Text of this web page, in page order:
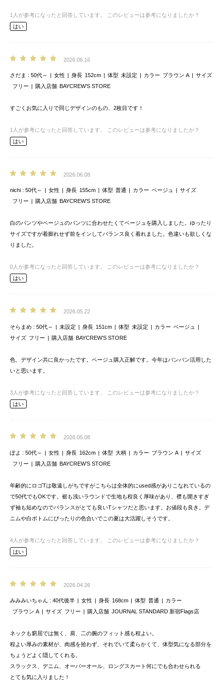
1 人が参考になったと回答しています。
このレビューは参考になりましたか？
はい
2026.06.16
さだま 50代～ 女性 身長 152cm 体型 未設定 カラー ブラウン A
サイズ
フリー
購入店舗 BAYCREW’S STORE
すごくお気に入りで同じデザインのもの、2枚目です！
1 人が参考になったと回答しています。
このレビューは参考になりましたか？
はい
2026.06.08
nichi 50代～ 女性 身長 155cm 体型 普通 カラー ベージュ
サイズ
フリー
購入店舗 BAYCREW’S STORE
白のパンツやベージュのパンツに合わせたくてベージュを購入しました。ゆったり
サイズですが着膨れせず前をインしてバランス良く着れました。色違いも欲しくな
りました。
0 人が参考になったと回答しています。
このレビューは参考になりましたか？
はい
2026.05.22
そらまめ 50代～ 未設定 身長 151cm 体型 未設定 カラー ベージュ
サイズ フリー 購入店舗 BAYCREW’S STORE
色、デザイン共に良かったです。ベージュ購入正解です。今年はバンバン活用した
いと思います。
3 人が参考になったと回答しています。
このレビューは参考になりましたか？
はい
2026.05.08
ぽよ 50代～ 女性 身長 162cm 体型 大柄 カラー ブラウン A
サイズ
フリー
購入店舗 BAYCREW’S STORE
年齢的にロゴTは敬遠しがちですがこちらは全体的にused感がありこなれているの
で50代でもOKです。裾も浅いラウンドで生地も程良く厚味があり、襟も開きすぎ
ず袖も短めなのでバランスがとても良いTシャツだと思います。お値段も良き。デ
ニムや白ボトムにぴったりの色合いでこの夏は大活躍しそうです。
4 人が参考になったと回答しています。
このレビューは参考になりましたか？
はい
2026.04.26
みみみいちゃん 40代後半 女性 身長 168cm 体型 普通
カラー
ブラウン A
サイズ フリー 購入店舗 JOURNAL STANDARD 新宿Flags店
ネックも窮屈では無く、肩、二の腕のフィット感も程よい。
程よい厚みの素材が、肉感を拾わず、それでいて柔らかくて、体型気になる部分を
ちょうどよく隠してくれる。
スラックス、デニム、オーバーオール、ロングスカート何にでも合わせられる
とても気に入りました！